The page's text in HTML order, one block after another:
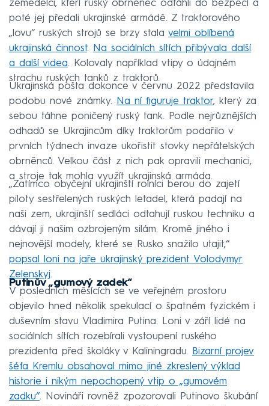
zemědělci, kteří ruský obrněnec odtáhli do bezpečí a
poté jej předali ukrajinské armádě. Z traktorového
„lovu“ ruských strojů se brzy stala velmi oblíbená
ukrajinská činnost. Na sociálních sítích přibývala další
a další videa. Kolovaly například vtipy o údajném
strachu ruských tanků z traktorů.
Ukrajinská pošta dokonce v červnu 2022 představila
podobu nové známky. Na ní figuruje traktor, který za
sebou táhne poničený ruský tank. Podle nejrůznějších
odhadů se Ukrajincům díky traktorům podařilo v
prvních týdnech invaze ukořistit stovky nepřátelských
obrněnců. Velkou část z nich pak opravili mechanici,
a stroje tak mohla využít ukrajinská armáda.
„Zatímco obyčejní ukrajinští rolníci berou do zajetí
piloty sestřelených ruských letadel, která padají na
naši zem, ukrajinští sedláci odtahují ruskou techniku a
dávají ji našim ozbrojeným silám. Kromě jiného i
nejnovější modely, které se Rusko snažilo utajit,“
popsal loni na jaře ukrajinský prezident Volodymyr
Zelenskyj.
Putinův „gumový zadek“
V posledních měsících se ve veřejném prostoru
objevilo hned několik spekulací o špatném fyzickém i
duševním stavu Vladimira Putina. Loni v září lidé na
sociálních sítích rozebírali vystoupení ruského
prezidenta před školáky v Kaliningradu. Bizarní projev
šéfa Kremlu obsahoval mimo jiné zkreslený výklad
historie i nikým nepochopený vtip o „gumovém
zadku“. Novináři rovněž zpozorovali Putinovo škubání